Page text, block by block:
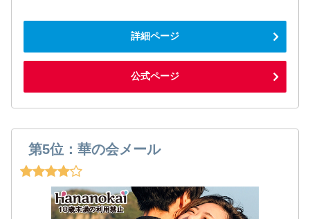
詳細ページ
公式ページ
第5位：華の会メール